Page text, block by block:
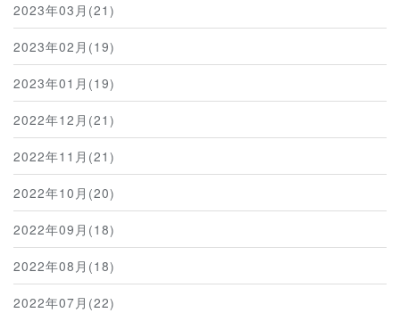
2023年03月(21)
2023年02月(19)
2023年01月(19)
2022年12月(21)
2022年11月(21)
2022年10月(20)
2022年09月(18)
2022年08月(18)
2022年07月(22)